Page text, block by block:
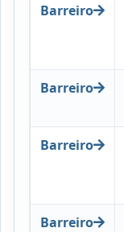
Barreiro
Barreiro
Barreiro
Barreiro